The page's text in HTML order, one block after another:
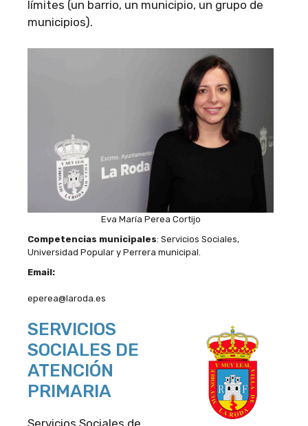
límites (un barrio, un municipio, un grupo de
municipios).
Eva María Perea Cortijo
Competencias municipales: Servicios Sociales,
Universidad Popular y Perrera municipal.
Email:
eperea@laroda.es
SERVICIOS
SOCIALES DE
ATENCIÓN
PRIMARIA
Servicios Sociales de